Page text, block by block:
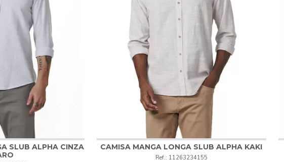
SLUB ALPHA CINZA
CAMISA MANGA LONGA SLUB ALPHA KAKI
11263234155